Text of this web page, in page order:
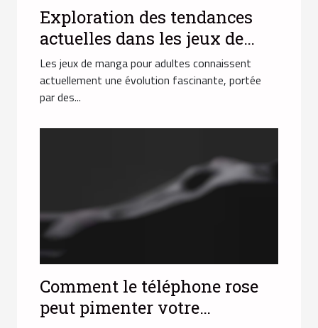
Exploration des tendances
actuelles dans les jeux de
manga pour adultes
Les jeux de manga pour adultes connaissent
actuellement une évolution fascinante, portée
par des...
Comment le téléphone rose
peut pimenter votre